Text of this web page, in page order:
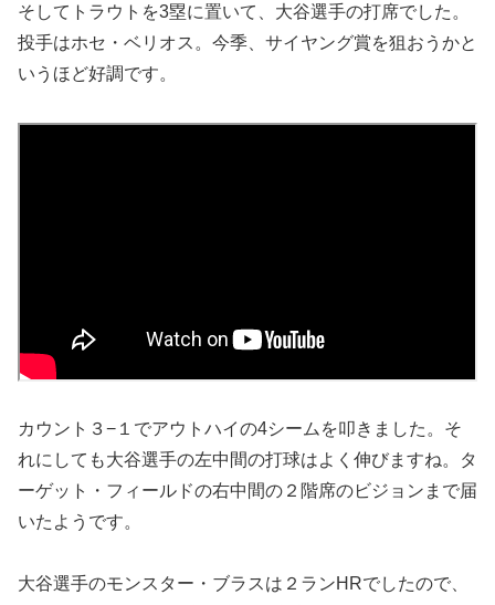
そしてトラウトを3塁に置いて、大谷選手の打席でした。
投手はホセ・ベリオス。今季、サイヤング賞を狙おうかと
いうほど好調です。
カウント３−１でアウトハイの4シームを叩きました。そ
れにしても大谷選手の左中間の打球はよく伸びますね。タ
ーゲット・フィールドの右中間の２階席のビジョンまで届
いたようです。
大谷選手のモンスター・ブラスは２ランHRでしたので、